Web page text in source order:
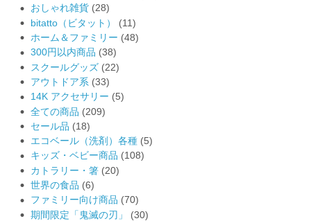
おしゃれ雑貨 (28)
bitatto（ビタット）
(11)
ホーム＆ファミリー (48)
300円以内商品 (38)
スクールグッズ (22)
アウトドア系 (33)
14K アクセサリー (5)
全ての商品 (209)
セール品 (18)
エコベール（洗剤）各種 (5)
キッズ・ベビー商品 (108)
カトラリー・箸 (20)
世界の食品 (6)
ファミリー向け商品 (70)
期間限定「鬼滅の刃」
(30)